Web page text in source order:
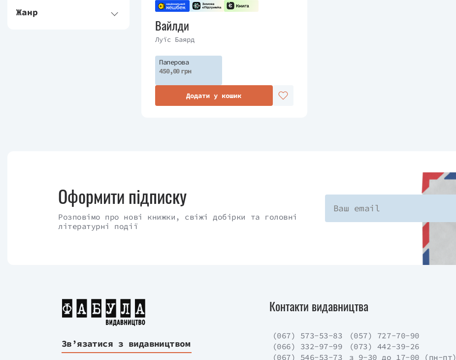
Жанр
Вайлди
Луїс Баярд
Паперова
450,00 грн
Додати у кошик
Оформити підписку
Розповімо про нові книжки, свіжі добірки та головні
літературні події
Зв’язатися з видавництвом
Контакти видавництва
(067) 573-53-83
(057) 727-70-90
(066) 332-97-99
(073) 442-39-26
(067) 546-53-73
з 9-30 до 17-00 (пн-пт)